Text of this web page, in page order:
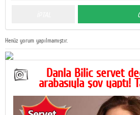
Henüz yorum yapılmamıştır.
Danla Bilic servet
arabasıyla şov yaptı!